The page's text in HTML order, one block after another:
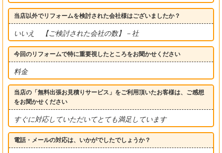
当店以外でリフォームを検討された会社様はございましたか？
いいえ 【ご検討された会社の数】－社
今回のリフォームで特に重要視したところをお聞かせください
料金
当店の「無料出張お見積りサービス」をご利用頂いたお客様は、ご感想
をお聞かせください
すぐに対応していただいてとても満足しています
電話・メールの対応は、いかがでしたでしょうか？